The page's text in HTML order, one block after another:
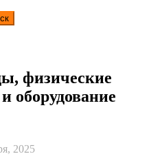
физические
оборудование
2025